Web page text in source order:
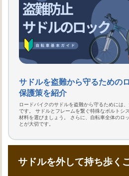
サドルを盗難から守るための
保護策を紹介
ロードバイクのサドルを盗難から守るためには
です。 サドルとフレームを繋ぐ特殊なボルトシ
材料を選びましょう。 さらに、自転車全体のロ
とが大切です。
サドルを外して持ち歩く